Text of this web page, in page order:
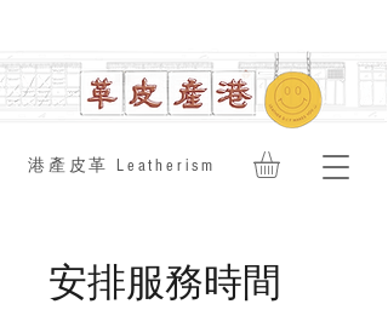
​港產皮革 Leatherism
安排服務時間